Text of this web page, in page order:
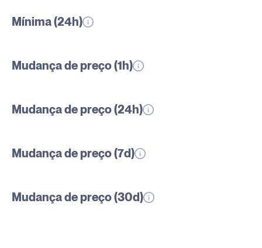
Mínima (24h)
Mudança de preço (1h)
Mudança de preço (24h)
Mudança de preço (7d)
Mudança de preço (30d)